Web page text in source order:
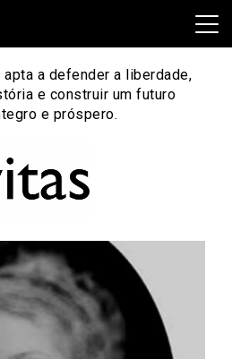
a defender a liberdade,
e construir um futuro
e próspero.
construir um futuro digno, íntegro